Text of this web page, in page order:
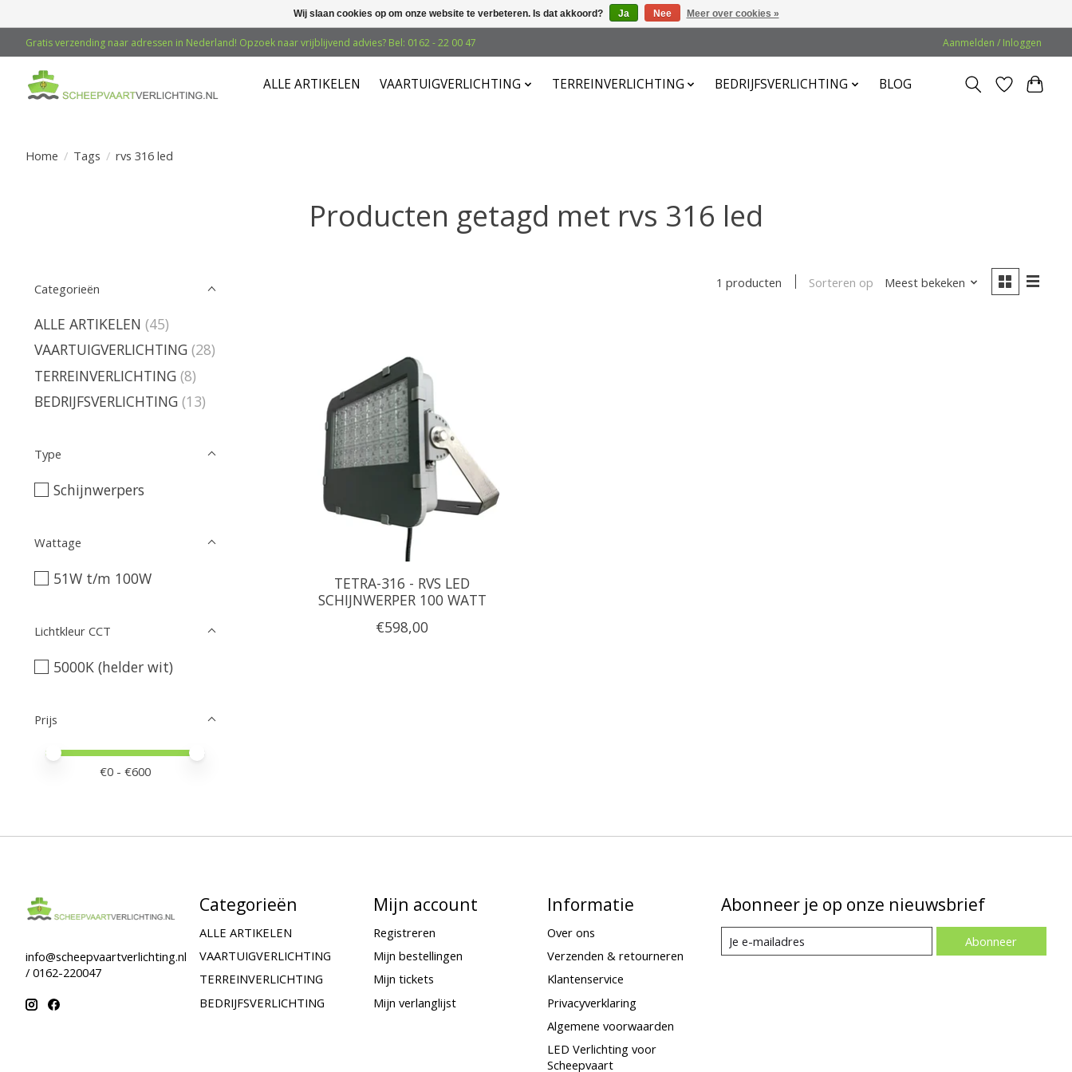
Gratis verzending naar adressen in Nederland! Opzoek naar vrijblijvend advies? Bel: 0162 - 22 00 47 Aanmelden / Inloggen
ALLE ARTIKELEN VAARTUIGVERLICHTING TERREINVERLICHTING BEDRIJFSVERLICHTING BLOG
Home / Tags / rvs 316 led
Producten getagd met rvs 316 led
Categorieën
ALLE ARTIKELEN (45)
VAARTUIGVERLICHTING (28)
TERREINVERLICHTING (8)
BEDRIJFSVERLICHTING (13)
Type
Schijnwerpers
Wattage
51W t/m 100W
Lichtkleur CCT
5000K (helder wit)
Prijs
Minimale prijswaarde
Price maximum value
€0 - €600
1 producten Sorteren op Meest bekeken
TETRA-316 - RVS LED
SCHIJNWERPER 100 WATT
€598,00
info@scheepvaartverlichting.nl
/ 0162-220047
Categorieën
ALLE ARTIKELEN
VAARTUIGVERLICHTING
TERREINVERLICHTING
BEDRIJFSVERLICHTING
Mijn account
Registreren
Mijn bestellingen
Mijn tickets
Mijn verlanglijst
Informatie
Over ons
Verzenden & retourneren
Klantenservice
Privacyverklaring
Algemene voorwaarden
LED Verlichting voor
Scheepvaart
Abonneer je op onze nieuwsbrief
Abonneer
Wij slaan cookies op om onze website te verbeteren. Is dat akkoord? Ja Nee Meer over cookies »